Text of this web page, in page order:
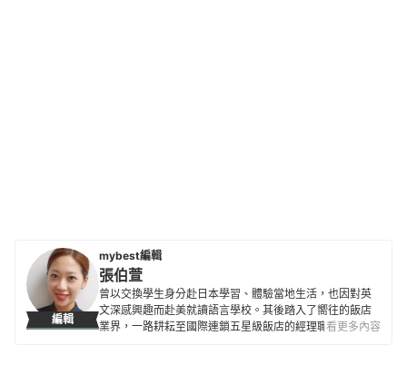
編輯
mybest編輯
張伯萱
曾以交換學生身分赴日本學習、體驗當地生活，也因對英
文深感興趣而赴美就讀語言學校。其後踏入了嚮往的飯店
業界，一路耕耘至國際連鎖五星級飯店的經理職，因此對
看更多內容